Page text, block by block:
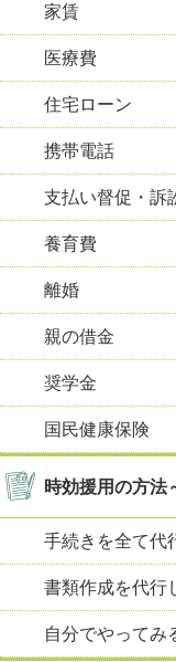
家賃
医療費
住宅ローン
携帯電話
支払い督促・訴
養育費
離婚
親の借金
奨学金
国民健康保険
時効援用の方法
手続きを全て代
書類作成を代行
自分でやってみ